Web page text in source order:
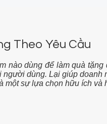
Theo Yêu Cầu
nào dùng để làm quà
dùng. Lại giúp
một sự lựa chọn hữu ích